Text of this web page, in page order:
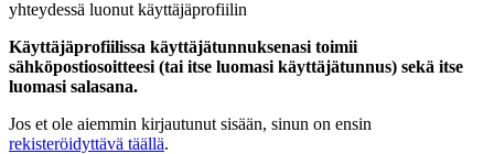
yhteydessä luonut käyttäjäprofiilin
Käyttäjäprofiilissa käyttäjätunnuksenasi toimii
sähköpostiosoitteesi (tai itse luomasi käyttäjätunnus) sekä itse
luomasi salasana.
Jos et ole aiemmin kirjautunut sisään, sinun on ensin
rekisteröidyttävä täällä.